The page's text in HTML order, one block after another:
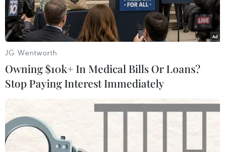
Nhân viên cứu hỏa dọn dẹp hiện trường sau khi xảy ra vụ nổ
súng bên ngoài một câu lạc bộ ban đêm ở Melbourne,
JG Wentworth
Owning $10k+ In Medical Bills Or Loans?
Stop Paying Interest Immediately